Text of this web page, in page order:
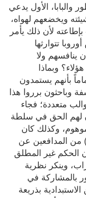
والبابا، الأول يدعي
ويخضعهم لهواه،
لأن ذلك يأمر
تتوارثها
ينافسهم ولا
وبماذا
بأنهم يستمدون
وباحثون برروا هذا
متعددة؛ فجاء
لهم الحق في سلطة
وكذلك كان
بودان (1596) وجروتس (1645) من المدافعين عن
الحكم غير المطلق
وينكر نظرية
بالمشاركة في
بذريعة